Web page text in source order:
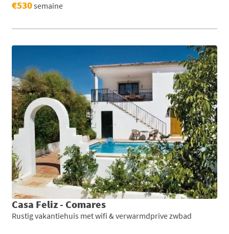
€530semaine
Casa Feliz - Comares
Rustig vakantiehuis met wifi & verwarmdprive zwbad